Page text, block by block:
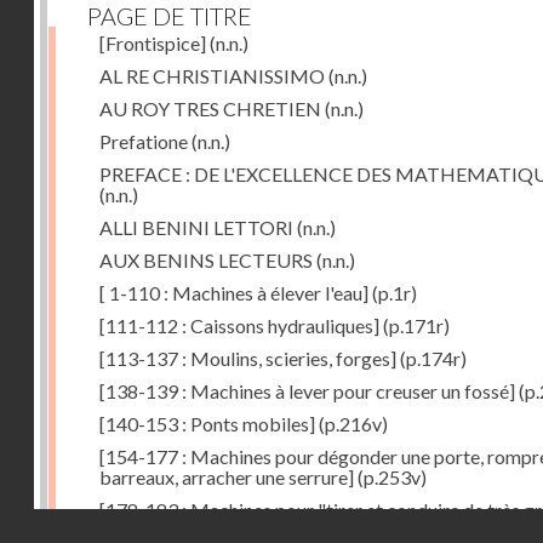
PAGE DE TITRE
[Frontispice](n.n.)
AL RE CHRISTIANISSIMO (n.n.)
AU ROY TRES CHRETIEN (n.n.)
Prefatione(n.n.)
PREFACE : DE L'EXCELLENCE DES
(n.n.)
ALLI BENINI LETTORI (n.n.)
AUX BENINS LECTEURS (n.n.)
[ 1-110 : Machines à élever l'eau](p.1r)
[111-112 : Caissons hydrauliques](p.171r)
[113-137 : Moulins, scieries, forges](p.174r)
[138-139 : Machines à lever pour creuser un fossé]
[140-153 : Ponts mobiles](p.216v)
[154-177 : Machines pour dégonder une porte,
barreaux, arracher une serrure](p.253v)
[178-183 : Machines pour "tirer et conduire de très